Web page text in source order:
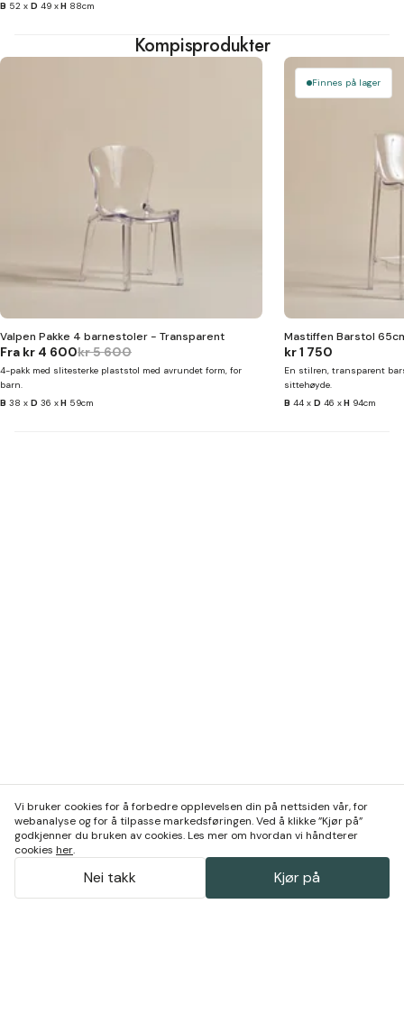
B 52 x D 49 xH 88cm
Kompisprodukter
Valpen Pakke 4 barnestoler - Transparent
Fra kr 4 600kr 5 600
4-pakk med slitesterke plaststol med avrundet form, for
barn.
B 38 x D 36 xH 59cm
Finnes på lager
Mastiffen Barstol
kr 1 750
En stilren, transparent
sittehøyde.
B 44 x D 46 xH 94cm
Vi bruker cookies for å forbedre opplevelsen din på nettsiden vår, for
webanalyse og for å tilpasse markedsføringen. Ved å klikke ”Kjør på”
godkjenner du bruken av cookies. Les mer om hvordan vi håndterer
cookies her.
Nei takk Kjør på